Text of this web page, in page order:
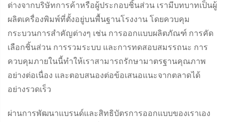
ต่างจากบริษัทการค้าหรือผู้ประกอบชิ้นส่วน เรามีบทบาทเป็นผู้
ผลิตเครื่องพิมพ์ที่ตั้งอยู่บนพื้นฐานโรงงาน โดยควบคุม
กระบวนการสำคัญต่างๆ เช่น การออกแบบผลิตภัณฑ์ การคัด
เลือกชิ้นส่วน การรวมระบบ และการทดสอบสมรรถนะ การ
ควบคุมภายในนี้ทำให้เราสามารถรักษามาตรฐานคุณภาพ
อย่างต่อเนื่อง และตอบสนองต่อข้อเสนอแนะจากตลาดได้
อย่างรวดเร็ว
ผ่านการพัฒนาแบรนด์และสิทธิบัตรการออกแบบของเราเอง